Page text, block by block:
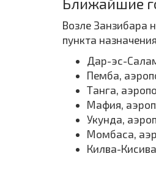
Возле Занзибара
пункта
Дар-эс-
Пемба,
Танга,
Мафия,
Укунда,
Момбаса,
Килва-